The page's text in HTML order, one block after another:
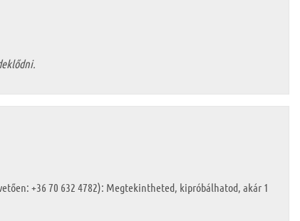
+36 70 632 4782): Megtekintheted, kipróbálhatod, akár 1